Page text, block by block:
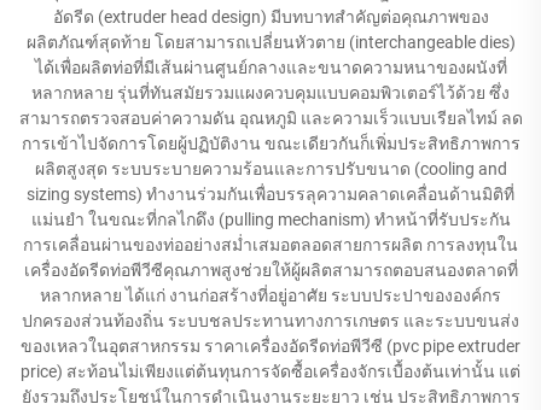
อัดรีด (extruder head design) มีบทบาทสำคัญต่อคุณภาพของ
ผลิตภัณฑ์สุดท้าย โดยสามารถเปลี่ยนหัวตาย (interchangeable dies)
ได้เพื่อผลิตท่อที่มีเส้นผ่านศูนย์กลางและขนาดความหนาของผนังที่
หลากหลาย รุ่นที่ทันสมัยรวมแผงควบคุมแบบคอมพิวเตอร์ไว้ด้วย ซึ่ง
สามารถตรวจสอบค่าความดัน อุณหภูมิ และความเร็วแบบเรียลไทม์ ลด
การเข้าไปจัดการโดยผู้ปฏิบัติงาน ขณะเดียวกันก็เพิ่มประสิทธิภาพการ
ผลิตสูงสุด ระบบระบายความร้อนและการปรับขนาด (cooling and
sizing systems) ทำงานร่วมกันเพื่อบรรลุความคลาดเคลื่อนด้านมิติที่
แม่นยำ ในขณะที่กลไกดึง (pulling mechanism) ทำหน้าที่รับประกัน
การเคลื่อนผ่านของท่ออย่างสม่ำเสมอตลอดสายการผลิต การลงทุนใน
เครื่องอัดรีดท่อพีวีซีคุณภาพสูงช่วยให้ผู้ผลิตสามารถตอบสนองตลาดที่
หลากหลาย ได้แก่ งานก่อสร้างที่อยู่อาศัย ระบบประปาขององค์กร
ปกครองส่วนท้องถิ่น ระบบชลประทานทางการเกษตร และระบบขนส่ง
ของเหลวในอุตสาหกรรม ราคาเครื่องอัดรีดท่อพีวีซี (pvc pipe extruder
price) สะท้อนไม่เพียงแต่ต้นทุนการจัดซื้อเครื่องจักรเบื้องต้นเท่านั้น แต่
ยังรวมถึงประโยชน์ในการดำเนินงานระยะยาว เช่น ประสิทธิภาพการ